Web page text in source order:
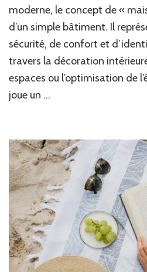
moderne, le concept de «
d’un simple bâtiment. Il
sécurité, de confort et
travers la décoration
espaces ou l’optimisation de
joue un …